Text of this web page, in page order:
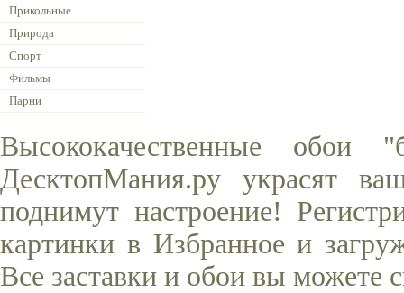
Прикольные
Природа
Спорт
Фильмы
Парни
Высококачественные обои
ДесктопМания.ру украсят
поднимут настроение!
картинки в Избранное и
Все заставки и обои вы можете